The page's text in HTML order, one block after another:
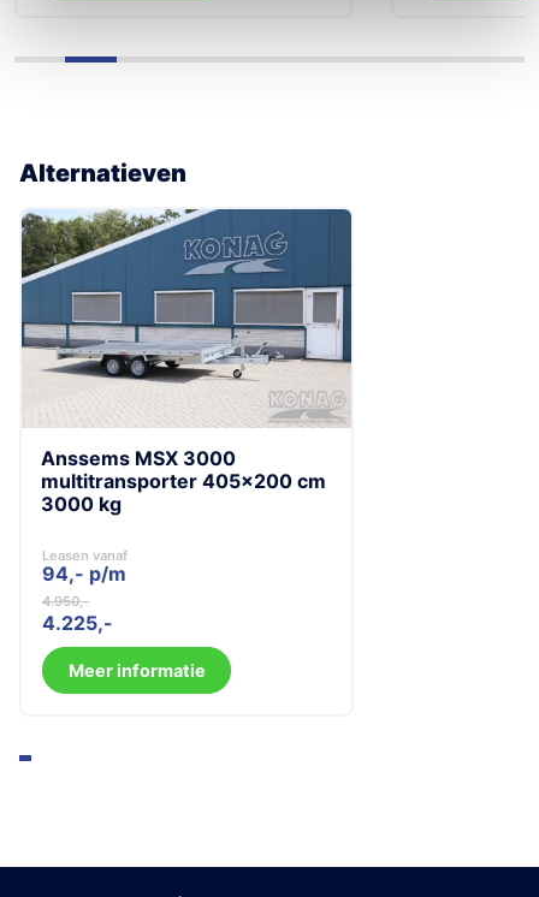
Alternatieven
Anssems MSX 3000
multitransporter 405×200 cm
3000 kg
Leasen vanaf
94,- p/m
4.950
Oorspronkelijke
prijs
was:
4.950.
4.225
Huidige
prijs
is:
4.225.
Meer informatie